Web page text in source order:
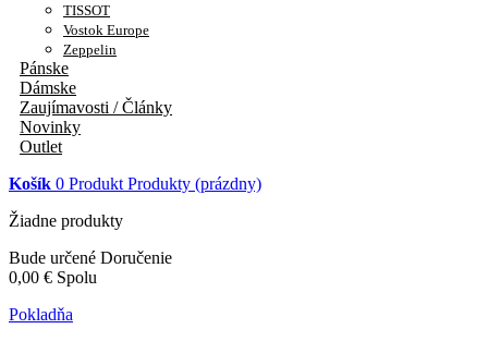
TISSOT
Vostok Europe
Zeppelin
Pánske
Dámske
Zaujímavosti / Články
Novinky
Outlet
Košík 0 Produkt Produkty (prázdny)
Žiadne produkty
Bude určené Doručenie
0,00 € Spolu
Pokladňa